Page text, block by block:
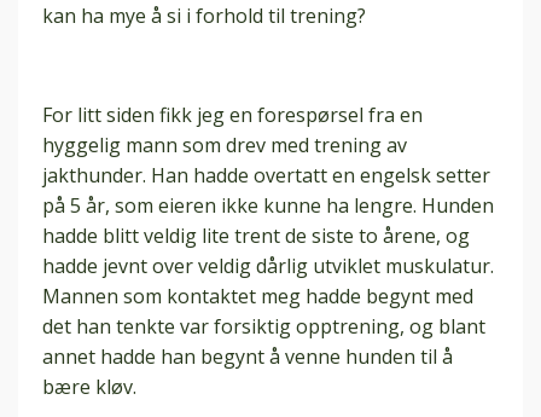
kan ha mye å si i forhold til trening?
For litt siden fikk jeg en forespørsel fra en
hyggelig mann som drev med trening av
jakthunder. Han hadde overtatt en engelsk setter
på 5 år, som eieren ikke kunne ha lengre. Hunden
hadde blitt veldig lite trent de siste to årene, og
hadde jevnt over veldig dårlig utviklet muskulatur.
Mannen som kontaktet meg hadde begynt med
det han tenkte var forsiktig opptrening, og blant
annet hadde han begynt å venne hunden til å
bære kløv.